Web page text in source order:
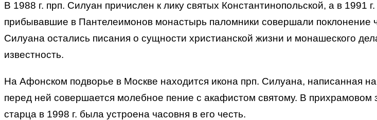
В 1988 г. прп. Силуан причислен к лику святых Константинопольской, а в
прибывавшие в Пантелеимонов монастырь паломники совершали поклонение
Силуана остались писания о сущности христианской жизни и монашеского
известность.
На Афонском подворье в Москве находится икона прп. Силуана, написанная
перед ней совершается молебное пение с акафистом святому. В прихрамовом
старца в 1998 г. была устроена часовня в его честь.